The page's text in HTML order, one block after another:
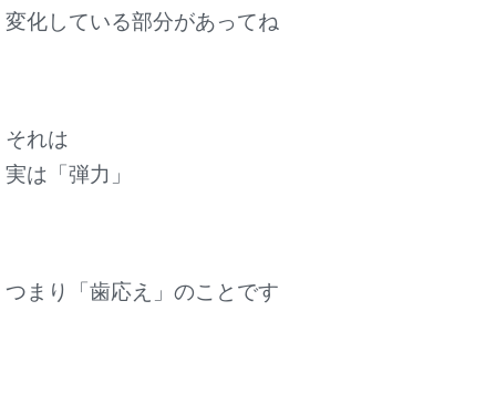
変化している部分があってね
それは
実は「弾力」
つまり「歯応え」のことです